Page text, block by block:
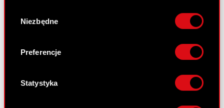
lokalizacji geograficznej z dokładnością nawet
Identyfikować Twoje urządzenie, aktywnie
analizując charakteryzującego je zbiory
palca)
zgody
Niezbędne
Preferencje
Statystyka
14 czerwca 2010
Informacja udzielona akcjonariuszowi
Raport bieżący nr 32/2010